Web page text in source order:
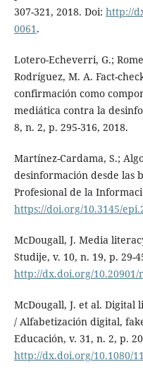
307-321, 2018. Doi: http://
0061.
Lotero-Echeverri, G.;
Rodríguez, M. A. Fact-
confirmación como
mediática contra la
8, n. 2, p. 295-316, 2018.
Martínez-Cardama, S.;
desinformación desde las
Profesional de la
https://doi.org/10.3145/
McDougall, J. Media
Studije, v. 10, n. 19, p. 29-
http://dx.doi.org/10.20901/
McDougall, J. et al. Digital
/ Alfabetización digital,
Educación, v. 31, n. 2, p.
http://dx.doi.org/10.1080/